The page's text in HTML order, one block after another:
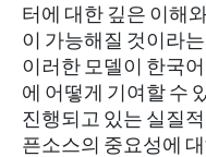
터에 대한 깊은 이해
이 가능해질 것이라
이러한 모델이 한국
에 어떻게 기여할 수
진행되고 있는 실질
픈소스의 중요성에